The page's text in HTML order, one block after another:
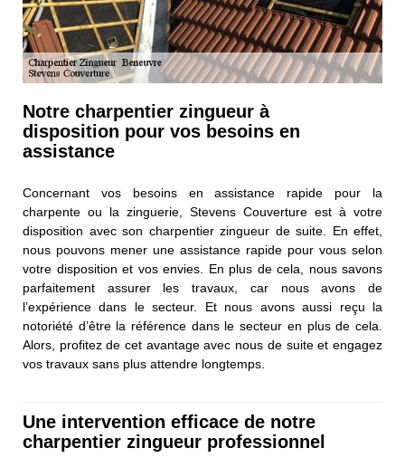
Notre charpentier zingueur à
disposition pour vos besoins en
assistance
Concernant vos besoins en assistance rapide pour la
charpente ou la zinguerie, Stevens Couverture est à votre
disposition avec son charpentier zingueur de suite. En effet,
nous pouvons mener une assistance rapide pour vous selon
votre disposition et vos envies. En plus de cela, nous savons
parfaitement assurer les travaux, car nous avons de
l’expérience dans le secteur. Et nous avons aussi reçu la
notoriété d’être la référence dans le secteur en plus de cela.
Alors, profitez de cet avantage avec nous de suite et engagez
vos travaux sans plus attendre longtemps.
Une intervention efficace de notre
charpentier zingueur professionnel